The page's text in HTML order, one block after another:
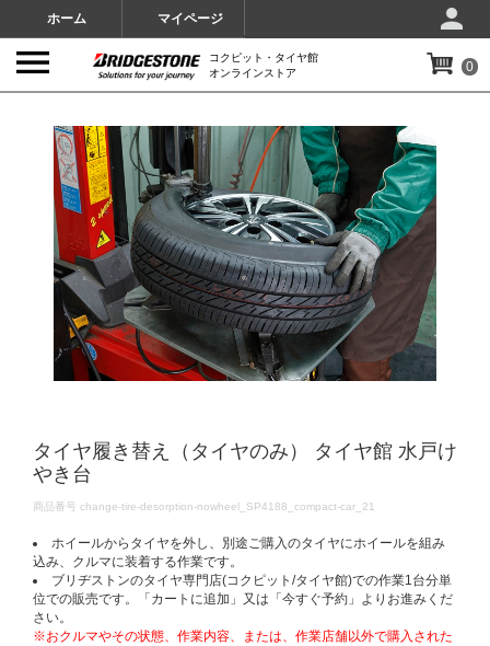
ホーム マイページ
コクピット・タイヤ館
オンラインストア
0
タイヤ履き替え（タイヤのみ） タイヤ館 水戸け
やき台
DETAILS
商品番号 change-tire-desorption-nowheel_SP4188_compact-car_21
ホイールからタイヤを外し、別途ご購入のタイヤにホイールを組み
込み、クルマに装着する作業です。
ブリヂストンのタイヤ専門店(コクピット/タイヤ館)での作業1台分単
位での販売です。「カートに追加」又は「今すぐ予約」よりお進みくだ
さい。
※おクルマやその状態、作業内容、または、作業店舗以外で購入された